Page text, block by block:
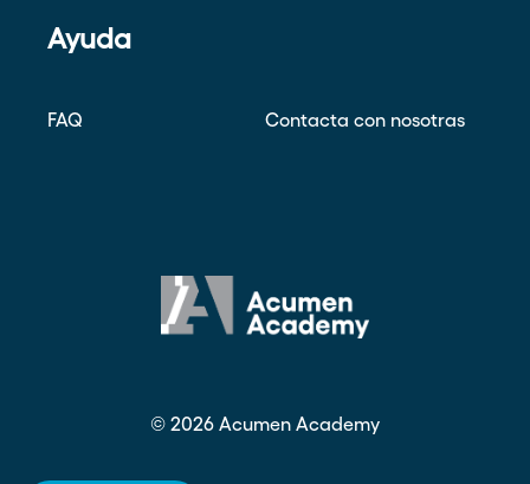
Ayuda
FAQ Contacta con nosotras
© 2026 Acumen Academy